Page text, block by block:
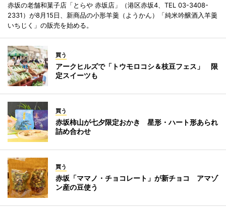
赤坂の老舗和菓子店「とらや 赤坂店」（港区赤坂4、TEL 03-3408-
2331）が8月15日、新商品の小形羊羹（ようかん）「純米吟醸酒入羊羹
いちじく」の販売を始める。
買う
アークヒルズで「トウモロコシ＆枝豆フェス」 限
定スイーツも
買う
赤坂柿山が七夕限定おかき 星形・ハート形あられ
詰め合わせ
買う
赤坂「ママノ・チョコレート」が新チョコ アマゾ
ン産の豆使う